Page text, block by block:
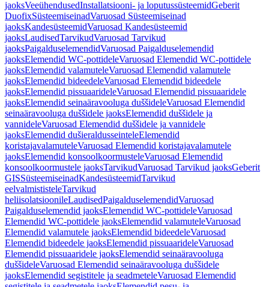
jaoksVeeühendusedInstallatsiooni- ja loputussüsteemidGeberit
DuofixSüsteemiseinadVaruosad Süsteemiseinad
jaoksKandesüsteemidVaruosad Kandesüsteemid
jaoksLaudisedTarvikudVaruosad Tarvikud
jaoksPaigalduselemendidVaruosad Paigalduselemendid
jaoksElemendid WC-pottideleVaruosad Elemendid WC-pottidele
jaoksElemendid valamuteleVaruosad Elemendid valamutele
jaoksElemendid bideedeleVaruosad Elemendid bideedele
jaoksElemendid pissuaarideleVaruosad Elemendid pissuaaridele
jaoksElemendid seinaäravooluga duššideleVaruosad Elemendid
seinaäravooluga duššidele jaoksElemendid duššidele ja
vannideleVaruosad Elemendid duššidele ja vannidele
jaoksElemendid dušieraldusseinteleElemendid
koristajavalamuteleVaruosad Elemendid koristajavalamutele
jaoksElemendid konsoolkoormusteleVaruosad Elemendid
konsoolkoormustele jaoksTarvikudVaruosad Tarvikud jaoksGeberit
GISSüsteemiseinadKandesüsteemidTarvikud
eelvalmististeleTarvikud
heliisolatsioonileLaudisedPaigalduselemendidVaruosad
Paigalduselemendid jaoksElemendid WC-pottideleVaruosad
Elemendid WC-pottidele jaoksElemendid valamuteleVaruosad
Elemendid valamutele jaoksElemendid bideedeleVaruosad
Elemendid bideedele jaoksElemendid pissuaarideleVaruosad
Elemendid pissuaaridele jaoksElemendid seinaäravooluga
duššideleVaruosad Elemendid seinaäravooluga duššidele
jaoksElemendid segistitele ja seadmeteleVaruosad Elemendid